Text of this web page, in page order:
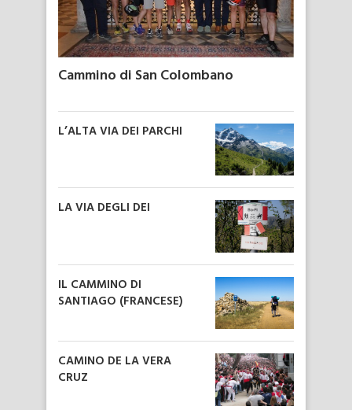
Cammino di San Colombano
L’ALTA VIA DEI PARCHI
LA VIA DEGLI DEI
IL CAMMINO DI
SANTIAGO (FRANCESE)
CAMINO DE LA VERA
CRUZ